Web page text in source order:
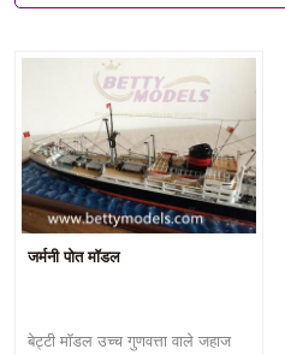
जर्मनी पोत मॉडल
बेट्टी मॉडल उच्च गुणवत्ता वाले जहाज